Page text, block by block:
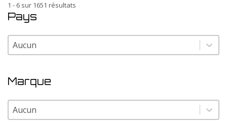
1 - 6 sur 1651 résultats
Pays
Pays
Pays
Marque
Marque
Marque